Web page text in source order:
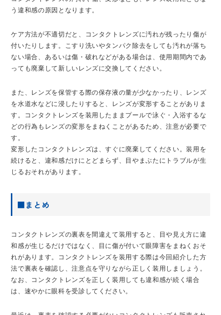
う違和感の原因となります。
ケア方法が不適切だと、コンタクトレンズに汚れが残ったり傷が
付いたりします。こすり洗いやタンパク除去をしても汚れが落ち
ない場合、あるいは傷・破れなどがある場合は、使用期間内であ
っても廃棄して新しいレンズに交換してください。
また、レンズを保管する際の保存液の量が少なかったり、レンズ
を水道水などに浸したりすると、レンズが変形することがありま
す。コンタクトレンズを装用したままプールで泳ぐ・入浴するな
どの行為もレンズの変形をまねくことがあるため、注意が必要で
す。
変形したコンタクトレンズは、すぐに廃棄してください。装用を
続けると、違和感だけにとどまらず、目やまぶたにトラブルが生
じるおそれがあります。
■まとめ
コンタクトレンズの裏表を間違えて装用すると、目や見え方に違
和感が生じるだけではなく、目に傷が付いて眼障害をまねくおそ
れがあります。コンタクトレンズを装用する際は今回紹介した方
法で裏表を確認し、注意点を守りながら正しく装用しましょう。
なお、コンタクトレンズを正しく装用しても違和感が続く場合
は、速やかに眼科を受診してください。